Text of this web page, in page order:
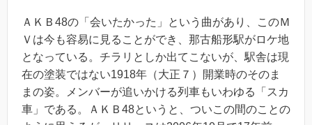
ＡＫＢ48の「会いたかった」という曲があり、このＭ
Ｖは今も容易に見ることができ、那古船形駅がロケ地
となっている。チラリとしか出てこないが、駅舎は現
在の塗装ではない1918年（大正７）開業時のそのま
まの姿。メンバーが追いかける列車もいわゆる「スカ
車」である。ＡＫＢ48というと、ついこの間のことの